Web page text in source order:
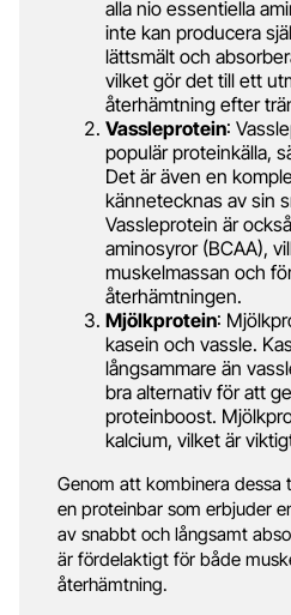
alla nio essentiella
inte kan producera
lättsmält och
vilket gör det till ett
återhämtning efter
Vassleprotein:
populär proteinkälla,
Det är även en
kännetecknas av sin
Vassleprotein är
aminosyror (BCAA),
muskelmassan och
återhämtningen.
Mjölkprotein:
kasein och vassle.
långsammare än
bra alternativ för att
proteinboost.
kalcium, vilket är
Genom att kombinera dessa
en proteinbar som erbjuder
av snabbt och långsamt
är fördelaktigt för både
återhämtning.